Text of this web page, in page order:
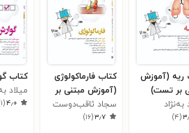
ریه (آموزش
بر تست)
به‌نژاد
(۴)
کتاب فارماکولوژی
(آموزش مبتنی بر
تست)
سجاد ثاقب‌دوست
۳٫۷(۱۶)
کتاب
میلاد
۴٫۰(۱